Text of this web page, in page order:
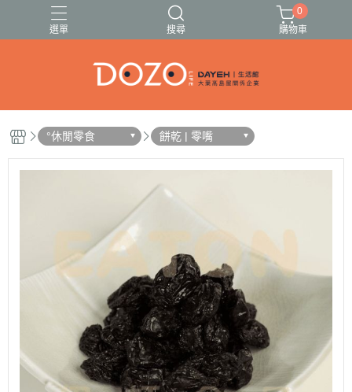
選單 搜尋
0
購物車
°休閒零食 餅乾 | 零嘴